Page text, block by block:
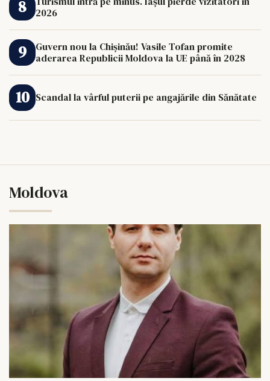
2026
Guvern nou la Chișinău! Vasile Tofan promite
aderarea Republicii Moldova la UE până în 2028
Scandal la vârful puterii pe angajările din Sănătate
Moldova